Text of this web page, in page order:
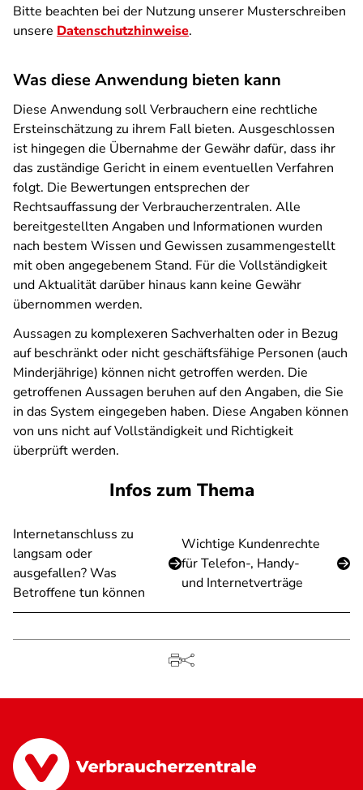
Bitte beachten bei der Nutzung unserer Musterschreiben
unsere Datenschutzhinweise.
Was diese Anwendung bieten kann
Diese Anwendung soll Verbrauchern eine rechtliche
Ersteinschätzung zu ihrem Fall bieten. Ausgeschlossen
ist hingegen die Übernahme der Gewähr dafür, dass ihr
das zuständige Gericht in einem eventuellen Verfahren
folgt. Die Bewertungen entsprechen der
Rechtsauffassung der Verbraucherzentralen. Alle
bereitgestellten Angaben und Informationen wurden
nach bestem Wissen und Gewissen zusammengestellt
mit oben angegebenem Stand. Für die Vollständigkeit
und Aktualität darüber hinaus kann keine Gewähr
übernommen werden.
Aussagen zu komplexeren Sachverhalten oder in Bezug
auf beschränkt oder nicht geschäftsfähige Personen (auch
Minderjährige) können nicht getroffen werden. Die
getroffenen Aussagen beruhen auf den Angaben, die Sie
in das System eingegeben haben. Diese Angaben können
von uns nicht auf Vollständigkeit und Richtigkeit
überprüft werden.
Infos zum Thema
Internetanschluss zu
langsam oder
ausgefallen? Was
Betroffene tun können
Wichtige Kundenrechte
für Telefon-, Handy-
und Internetverträge